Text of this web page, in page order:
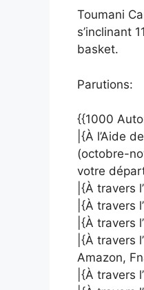
Toumani
s’inclinant
basket.
Parutions:
{{1000
|{À l’Aide
(octobre-
votre
|{À travers
|{À travers
|{À travers
|{À travers
Amazon,
|{À travers